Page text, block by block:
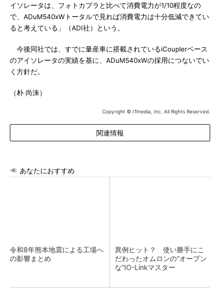
イソレータは、フォトカプラと比べて消費電力が1/10程度なの
で、ADuM540xWトータルで見れば消費電力は十分低減できてい
ると考えている」（ADI社）という。
今後同社では、すでに量産車に搭載されているiCouplerベース
のアイソレータの実績を基に、ADuM540xWの採用につないでい
く方針だ。
（朴 尚洙）
Copyright © ITmedia, Inc. All Rights Reserved.
関連情報
あなたにおすすめ
令和8年熊本地震による工場へ
の影響まとめ
異例ヒット？ 使い勝手にこ
だわったオムロンの“オープン
な”IO-Linkマスター